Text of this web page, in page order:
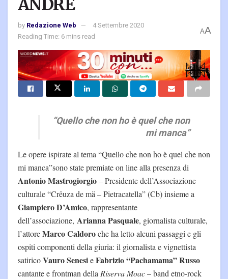
ANDRÉ
by Redazione Web
4 Settembre 2020
Reading Time: 6 mins read
AA
“Quello che non ho è quel che non
mi manca”
Le opere ispirate al tema “Quello che non ho è quel che non
mi manca”sono state premiate on line alla presenza di
Antonio Mastrogiorgio– Presidente dell’Associazione
culturale “Crêuza de mä – Pietracatella” (Cb) insieme a
GiampieroD’Amico, rappresentante
dell’associazione, Arianna Pasquale, giornalista culturale,
l’attoreMarco Caldoroche ha letto alcuni passaggi e gli
ospiti componenti della giuria: il giornalista e vignettista
satiricoVauro SenesieFabrizio “Pachamama” Russo
cantante e frontman della Riserva Moac– band etno-rock